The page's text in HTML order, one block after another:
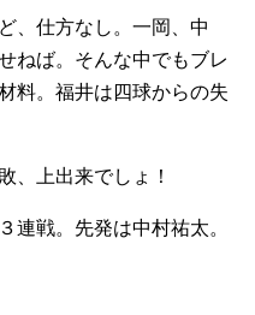
、仕方なし。一岡、中
ねば。そんな中でもブレ
料。福井は四球からの失
、上出来でしょ！
連戦。先発は中村祐太。